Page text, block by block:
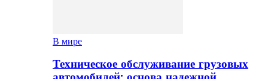
В мире
Техническое обслуживание грузовых